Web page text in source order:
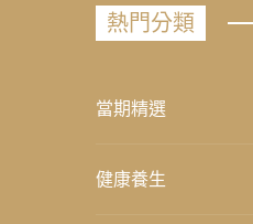
熱門分類
當期精選
健康養生